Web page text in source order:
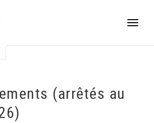
Toggle
(arrêtés au